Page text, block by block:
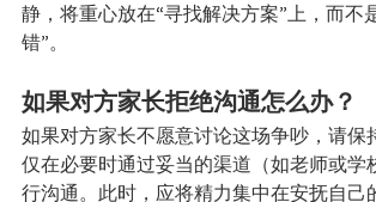
静，将重心放在“寻找解决方案”上，而不
错”。
如果对方家长拒绝沟通怎么办？
如果对方家长不愿意讨论这场争吵，请保
仅在必要时通过妥当的渠道（如老师或学
行沟通。此时，应将精力集中在安抚自己